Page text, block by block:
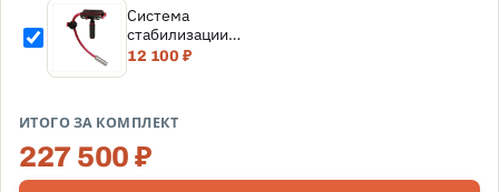
V30 U3
(LSD1066001T-
BNNNG)
Система
стабилизации
камеры Flama FL-
12 100 ₽
ИТОГО ЗА КОМПЛЕКТ
227 500 ₽